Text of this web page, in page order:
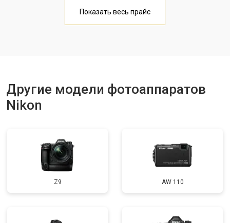
Чистка матрицы от 3100 ₽
Показать весь прайс
Другие модели фотоаппаратов
Nikon
Z9 AW 110